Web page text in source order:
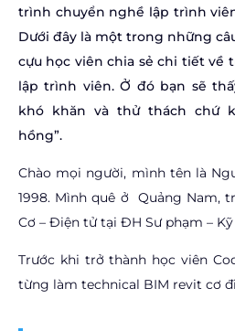
trình chuyển nghề lập trình
Dưới đây là một trong những
cựu học viên chia sẻ chi tiết về
lập trình viên. Ở đó bạn sẽ
khó khăn và thử thách chứ
hồng”.
Chào mọi người, mình tên là
1998. Mình quê ở Quảng Nam,
Cơ – Điện tử tại ĐH Sư phạm –
Trước khi trở thành học viên
từng làm technical BIM revit cơ